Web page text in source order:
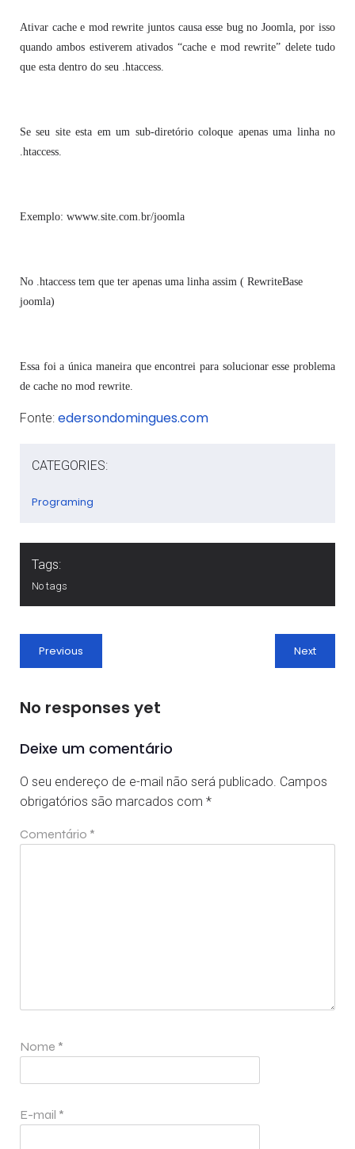
Ativar cache e mod rewrite juntos causa esse bug no Joomla, por isso
quando ambos estiverem ativados “cache e mod rewrite” delete tudo
que esta dentro do seu .htaccess.
Se seu site esta em um sub-diretório coloque apenas uma linha no
.htaccess.
Exemplo: wwww.site.com.br/joomla
No .htaccess tem que ter apenas uma linha assim ( RewriteBase
joomla)
Essa foi a única maneira que encontrei para solucionar esse problema
de cache no mod rewrite.
Fonte: edersondomingues.com
CATEGORIES:
Programing
Tags:
No tags
Previous Next
No responses yet
Deixe um comentário
O seu endereço de e-mail não será publicado. Campos
obrigatórios são marcados com *
Comentário *
Nome *
E-mail *